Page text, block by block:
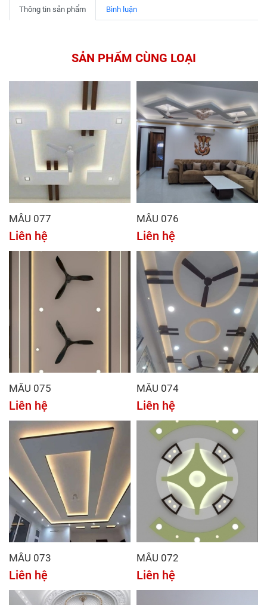
Thông tin sản phẩm Bình luận
SẢN PHẨM CÙNG LOẠI
MẪU 077
Liên hệ
MẪU 076
Liên hệ
MẪU 075
Liên hệ
MẪU 074
Liên hệ
MẪU 073
Liên hệ
MẪU 072
Liên hệ